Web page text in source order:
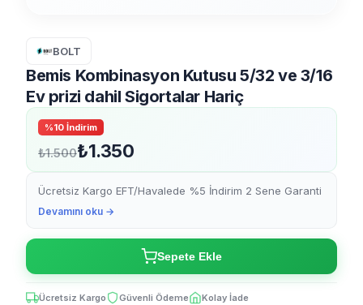
BOLT
Bemis Kombinasyon Kutusu 5/32 ve 3/16
Ev prizi dahil Sigortalar Hariç
%10 İndirim
₺1.500₺1.350
Ücretsiz Kargo EFT/Havalede %5 İndirim 2 Sene Garanti
Devamını oku →
Sepete Ekle
Ücretsiz Kargo Güvenli Ödeme Kolay İade